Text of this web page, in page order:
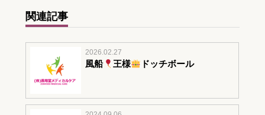
関連記事
2026.02.27
風船 王様 ドッチボール